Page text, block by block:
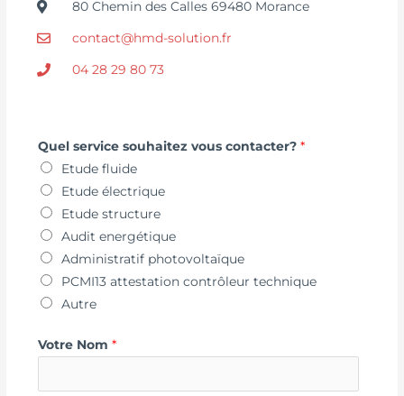
80 Chemin des Calles 69480 Morance
contact@hmd-solution.fr
04 28 29 80 73
Quel service souhaitez vous contacter?*
Etude fluide
Etude électrique
Etude structure
Audit energétique
Administratif photovoltaïque
PCMI13 attestation contrôleur technique
Autre
Votre Nom*